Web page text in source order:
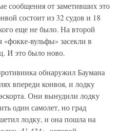
сообщения от заметивших это
состоит из 32 судов и 18
еще не было. На второй
«фокке-вульфы» засекли в
И это было ново.
обнаружил Баумана
впереди конвоя, и лодку
Они вынудили лодку
один самолет, но град
лодку, и она пошла на